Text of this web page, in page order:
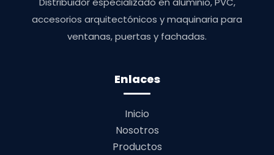
accesorios arquitectónicos y maquinaria para
ventanas, puertas y fachadas.
Enlaces
Inicio
Nosotros
Productos